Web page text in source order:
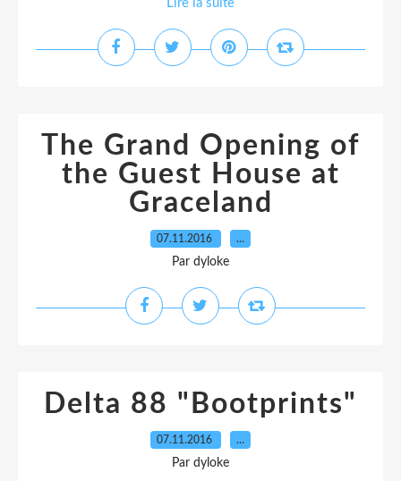
Lire la suite
The Grand Opening of
the Guest House at
Graceland
07.11.2016 …
Par dyloke
Delta 88 "Bootprints"
07.11.2016 …
Par dyloke